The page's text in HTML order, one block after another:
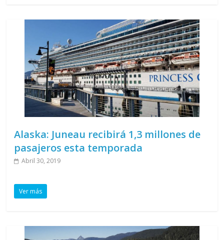
Alaska: Juneau recibirá 1,3 millones de
pasajeros esta temporada
Abril 30, 2019
Ver más